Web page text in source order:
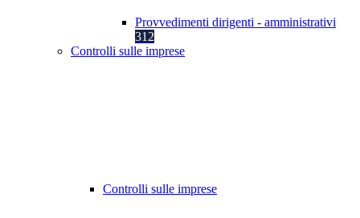
Provvedimenti dirigenti - amministrativi
312
Controlli sulle imprese
Controlli sulle imprese